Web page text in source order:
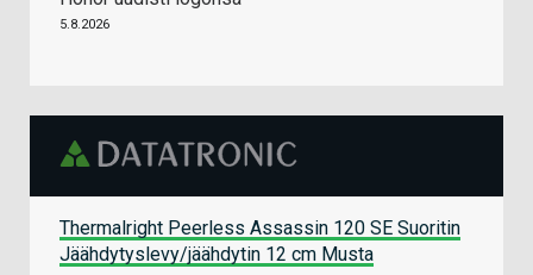
5.8.2026
Thermalright Peerless Assassin 120 SE Suoritin
Jäähdytyslevy/jäähdytin 12 cm Musta